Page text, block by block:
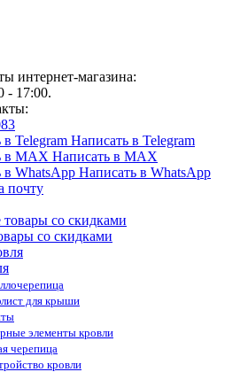
интернет-магазина:
- 17:00.
Написать в Telegram
Написать в MAX
Написать в WhatsApp
почту
со скидками
для крыши
элементы кровли
черепица
кровли